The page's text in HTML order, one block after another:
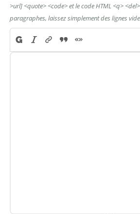
>url] <quote> <code>et le code HTML <q> <del>
paragraphes, laissez simplement des lignes